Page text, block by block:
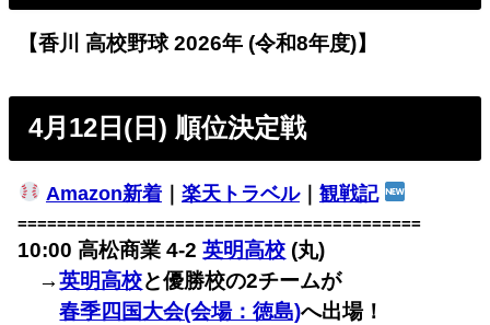
【香川 高校野球 2026年 (令和8年度)】
4月12日(日) 順位決定戦
Amazon新着｜ 楽天トラベル｜ 観戦記
=========================================
10:00 高松商業 4-2英明高校 (丸)
→英明高校と優勝校の2チームが
春季四国大会(会場：徳島)へ出場！